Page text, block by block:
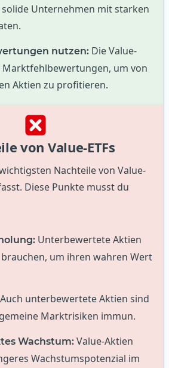
Unternehmen mit starken
nutzen: Die Value-
um von
Aktien zu profitieren.
von Value-ETFs
Nachteile von Value-
Diese Punkte musst du
Unterbewertete Aktien
um ihren wahren Wert
Auch unterbewertete Aktien sind
Marktrisiken immun.
Wachstum: Value-Aktien
Wachstumspotenzial im